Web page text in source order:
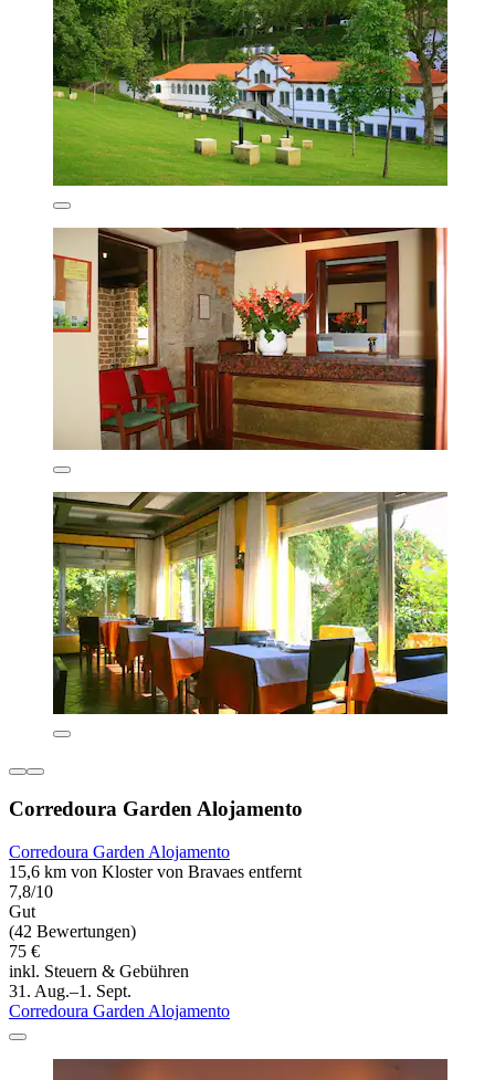
Corredoura Garden Alojamento
Corredoura Garden Alojamento
15,6 km von Kloster von Bravaes entfernt
7,8/10
Gut
(42 Bewertungen)
75 €
inkl. Steuern & Gebühren
31. Aug.–1. Sept.
Corredoura Garden Alojamento